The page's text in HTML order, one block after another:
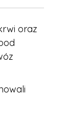
oraz